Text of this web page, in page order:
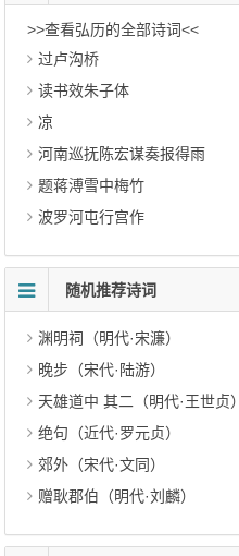
>>查看弘历的全部诗词<<
过卢沟桥
读书效朱子体
凉
河南巡抚陈宏谋奏报得雨
题蒋溥雪中梅竹
波罗河屯行宫作
随机推荐诗词
渊明祠（明代·宋濂）
晚步（宋代·陆游）
天雄道中 其二（明代·王世贞）
绝句（近代·罗元贞）
郊外（宋代·文同）
赠耿郡伯（明代·刘麟）